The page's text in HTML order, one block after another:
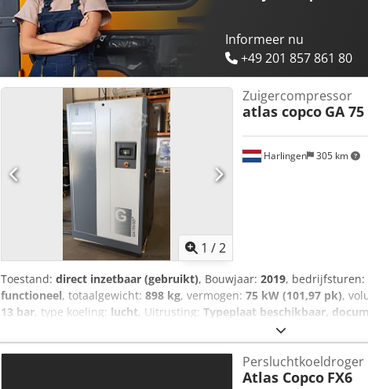
Informeer nu
+49 201 857 861 80
1 /2
Harlingen 305 km
Zuigercompressor
atlas copco GA 75
Toestand: direct inzetbaar (gebruikt), Bouwjaar: 2019, bedrijfsturen:
functioneel, totaalgewicht: 898 kg, vermogen: 75 kW (101,97 pk),
13 bar, type koeling: lucht, Uitrusting: Typeplaat beschikbaar,
werkende schroefcompressor 75 KW Freqentiegestuurd Csdszrihrspfx
Persluchtkoeldroger
Atlas Copco FX6